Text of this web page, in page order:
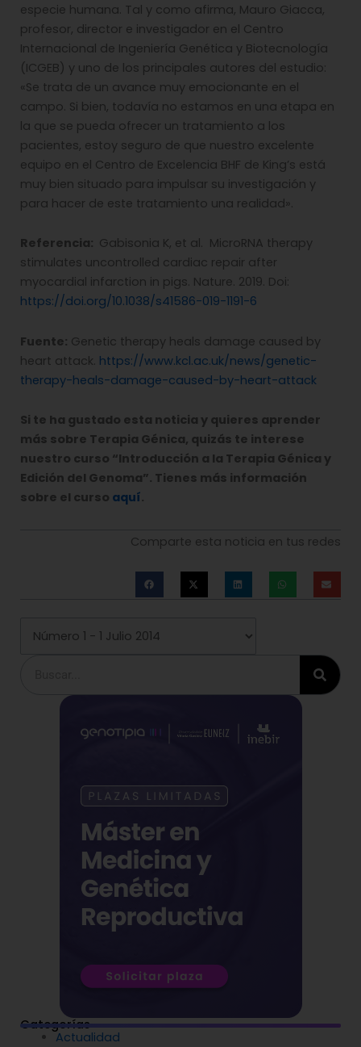
especie humana. Tal y como afirma, Mauro Giacca,
profesor, director e investigador en el Centro
Internacional de Ingeniería Genética y Biotecnología
(ICGEB) y uno de los principales autores del estudio:
«Se trata de un avance muy emocionante en el
campo. Si bien, todavía no estamos en una etapa en
la que se pueda ofrecer un tratamiento a los
pacientes, estoy seguro de que nuestro excelente
equipo en el Centro de Excelencia BHF de King’s está
muy bien situado para impulsar su investigación y
para hacer de este tratamiento una realidad».
Referencia: Gabisonia K, et al. MicroRNA therapy
stimulates uncontrolled cardiac repair after
myocardial infarction in pigs. Nature. 2019. Doi:
https://doi.org/10.1038/s41586-019-1191-6
Fuente: Genetic therapy heals damage caused by
heart attack. https://www.kcl.ac.uk/news/genetic-
therapy-heals-damage-caused-by-heart-attack
Si te ha gustado esta noticia y quieres aprender
más sobre Terapia Génica, quizás te interese
nuestro curso “Introducción a la Terapia Génica y
Edición del Genoma”. Tienes más información
sobre el curso aquí.
Comparte esta noticia en tus redes
Categorías
Actualidad